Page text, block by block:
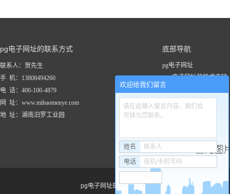
pg电子网址的联系方式
联系人：贺先生
手 机：13808494260
电 话：400-100-4879
网 址：www.mihaomenye.com
地 址：湖南汨罗工业园
底部导航
pg电子网址
pg电子网址的技术支持
关于pg电子网址
工程案例
pg电子网址的友情链接：
欢迎给我们留言
请在此输入留言内容，我们会
尽快与您联系。
姓名 联系人
电话 座机/手机号码